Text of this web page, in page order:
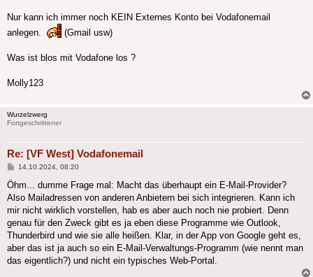
Nur kann ich immer noch KEIN Externes Konto bei Vodafonemail
anlegen.
(Gmail usw)
Was ist blos mit Vodafone los ?
Molly123
Wurzelzwerg
Fortgeschrittener
Re: [VF West] Vodafonemail
Beitrag
14.10.2024, 08:20
Öhm... dumme Frage mal: Macht das überhaupt ein E-Mail-Provider?
Also Mailadressen von anderen Anbietern bei sich integrieren. Kann ich
mir nicht wirklich vorstellen, hab es aber auch noch nie probiert. Denn
genau für den Zweck gibt es ja eben diese Programme wie Outlook,
Thunderbird und wie sie alle heißen. Klar, in der App von Google geht es,
aber das ist ja auch so ein E-Mail-Verwaltungs-Programm (wie nennt man
das eigentlich?) und nicht ein typisches Web-Portal.